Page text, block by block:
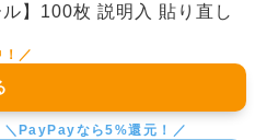
】100枚 説明入 貼り直し